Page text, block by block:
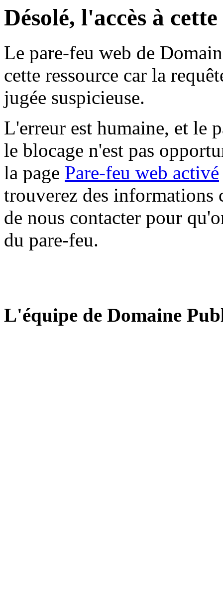
Désolé, l'accès à
Le pare-feu web de
cette ressource car la
jugée suspicieuse.
L'erreur est humaine, et le
le blocage n'est pas
la page Pare-feu web activé
trouverez des informations
de nous contacter pour
du pare-feu.
L'équipe de Domaine